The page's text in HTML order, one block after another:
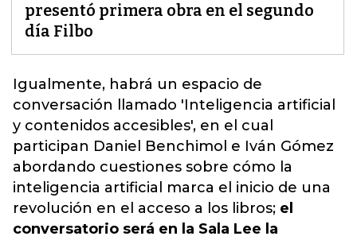
presentó primera obra en el segundo
día Filbo
Igualmente, habrá un espacio de
conversación llamado 'Inteligencia artificial
y contenidos accesibles', en el cual
participan Daniel Benchimol e Iván Gómez
abordando cuestiones sobre cómo la
inteligencia artificial marca el inicio de una
revolución en el acceso a los libros; el
conversatorio será en la Sala Lee la